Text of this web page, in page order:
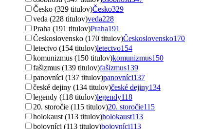
Česko (329 titulov)Česko329
veda (228 titulov)veda228
Praha (191 titulov)Praha191
Československo (170 titulov)Československo170
letectvo (154 titulov)letectvo154
komunizmus (150 titulov)komunizmus150
fašizmus (139 titulov)fašizmus139
panovníci (137 titulov)panovníci137
české dejiny (134 titulov)české dejiny134
legendy (118 titulov)legendy118
20. storočie (115 titulov)20. storočie115
holokaust (113 titulov)holokaust113
bojovníci (113 titulov)bojovníci113